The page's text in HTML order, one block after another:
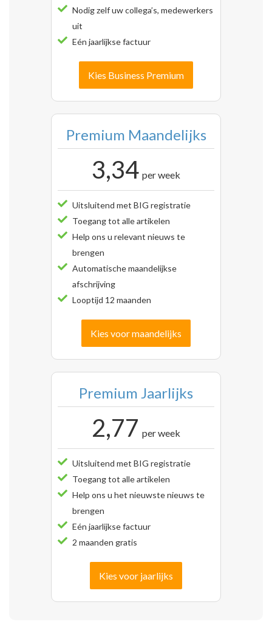
Nodig zelf uw collega’s, medewerkers
uit
Eén jaarlijkse factuur
Kies Business Premium
Premium Maandelijks
3,34 per week
Uitsluitend met BIG registratie
Toegang tot alle artikelen
Help ons u relevant nieuws te
brengen
Automatische maandelijkse
afschrijving
Looptijd 12 maanden
Kies voor maandelijks
Premium Jaarlijks
2,77 per week
Uitsluitend met BIG registratie
Toegang tot alle artikelen
Help ons u het nieuwste nieuws te
brengen
Eén jaarlijkse factuur
2 maanden gratis
Kies voor jaarlijks